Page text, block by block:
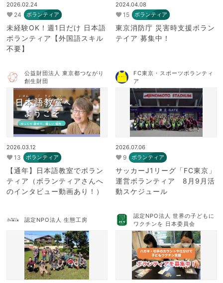
2026.02.24
24 ボランティア
未経験OK！週1日だけ 日本語
ボランティア【外国語スキル
不要】
2024.04.08
15 ボランティア
東京消防庁 災害時支援ボラン
テイア 募集中！
公益財団法人 東京都つながり
創生財団
2026.03.12
13 ボランティア
【通年】日本語教室でボラン
ティア（ボランティアさんへ
のインタビュー動画あり！）
FC東京・スポーツボランティ
ア
2026.07.06
9 ボランティア
サッカーJ1リーグ「FC東京」
運営ボランティア 8月9月活
動スケジュール
認定NPO法人 生態工房
認定NPO法人 世界の子どもに
ワクチンを 日本委員会